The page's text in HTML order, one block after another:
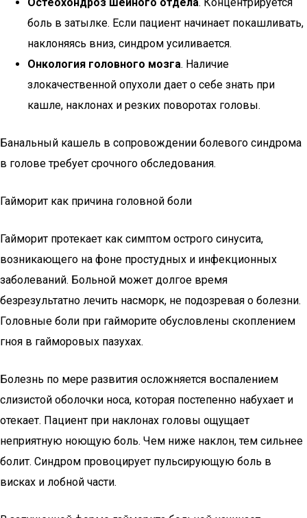
боль в затылке. Если пациент начинает покашливать,
наклоняясь вниз, синдром усиливается.
Онкология головного мозга. Наличие
злокачественной опухоли дает о себе знать при
кашле, наклонах и резких поворотах головы.
Банальный кашель в сопровождении болевого синдрома
в голове требует срочного обследования.
Гайморит как причина головной боли
Гайморит протекает как симптом острого синусита,
возникающего на фоне простудных и инфекционных
заболеваний. Больной может долгое время
безрезультатно лечить насморк, не подозревая о болезни.
Головные боли при гайморите обусловлены скоплением
гноя в гайморовых пазухах.
Болезнь по мере развития осложняется воспалением
слизистой оболочки носа, которая постепенно набухает и
отекает. Пациент при наклонах головы ощущает
неприятную ноющую боль. Чем ниже наклон, тем сильнее
болит. Синдром провоцирует пульсирующую боль в
висках и лобной части.